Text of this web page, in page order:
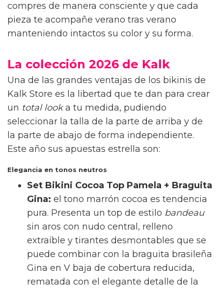
compres de manera consciente y que cada
pieza te acompañe verano tras verano
manteniendo intactos su color y su forma.
La colección 2026 de Kalk
Una de las grandes ventajas de los bikinis de
Kalk Store es la libertad que te dan para crear
un total looka tu medida, pudiendo
seleccionar la talla de la parte de arriba y de
la parte de abajo de forma independiente.
Este año sus apuestas estrella son:
Elegancia en tonos neutros
Set Bikini Cocoa Top Pamela + Braguita
Gina: el tono marrón cocoa es tendencia
pura. Presenta un top de estilo bandeau
sin aros con nudo central, relleno
extraíble y tirantes desmontables que se
puede combinar con la braguita brasileña
Gina en V baja de cobertura reducida,
rematada con el elegante detalle de la